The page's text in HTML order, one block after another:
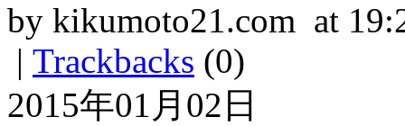
by kikumoto21.com at
| Trackbacks (0)
2015年01月02日